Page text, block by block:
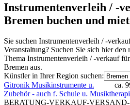
Instrumentenverleih / -
Bremen buchen und
Sie suchen Instrumentenverleih / -
Veranstaltung? Suchen Sie sich hier
Thema Instrumentenverleih / -verkauf
Bremen aus.
Künstler in Ihrer Region suchen:
ca.
Gitronik Musikinstrumente u.
Zubehör - auch f. Schule u.
BERATUNG-VERKAUF-VERSAND-